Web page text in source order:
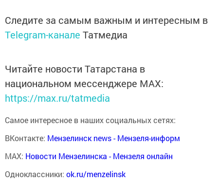
Следите за самым важным и интересным в
Telegram-канале Татмедиа
Читайте новости Татарстана в
национальном мессенджере MАХ:
https://max.ru/tatmedia
Самое интересное в наших социальных сетях:
ВКонтакте: Мензелинск news - Мензеля-информ
MAX: Новости Мензелинска - Мензеля онлайн
Одноклассники: ok.ru/menzelinsk